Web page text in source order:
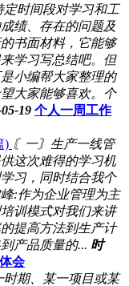
定时间段对学习和工
绩、存在的问题及
书面材料，它能够
学习写总结吧。但
小编帮大家整理的
大家能够喜欢。个
19 个人一周工作
) 〘一〙生产一线管
这次难得的学习机
习，同时结合我个
:作为企业管理为主
训模式对我们来讲
提高方法到生产计
产品质量的... 时
会
期、某一项目或某